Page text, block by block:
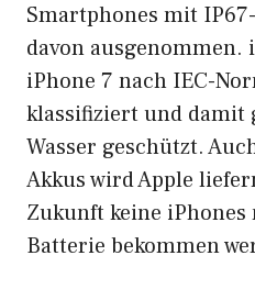
Smartphones mit
davon ausgenommen.
iPhone 7 nach IEC-
klassifiziert und damit
Wasser geschützt.
Akkus wird Apple
Zukunft keine
Batterie bekommen